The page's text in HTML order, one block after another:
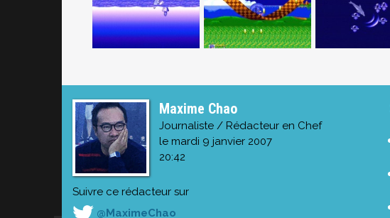
Maxime Chao
Journaliste / Rédacteur en Chef
le mardi 9 janvier 2007
20:42
Suivre ce rédacteur sur
@MaximeChao